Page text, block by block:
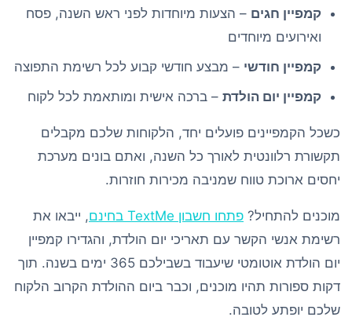
קמפיין חגים – הצעות מיוחדות לפני ראש השנה, פסח
ואירועים מיוחדים
קמפיין חודשי – מבצע חודשי קבוע לכל רשימת התפוצה
קמפיין יום הולדת – ברכה אישית ומותאמת לכל לקוח
כשכל הקמפיינים פועלים יחד, הלקוחות שלכם מקבלים
תקשורת רלוונטית לאורך כל השנה, ואתם בונים מערכת
יחסים ארוכת טווח שמניבה מכירות חוזרות.
מוכנים להתחיל? פתחו חשבון TextMe בחינם
, ייבאו את
רשימת אנשי הקשר עם תאריכי יום הולדת, והגדירו קמפיין
יום הולדת אוטומטי שיעבוד בשבילכם 365 ימים בשנה. תוך
דקות ספורות תהיו מוכנים, וכבר ביום ההולדת הקרוב הלקוח
שלכם יופתע לטובה.